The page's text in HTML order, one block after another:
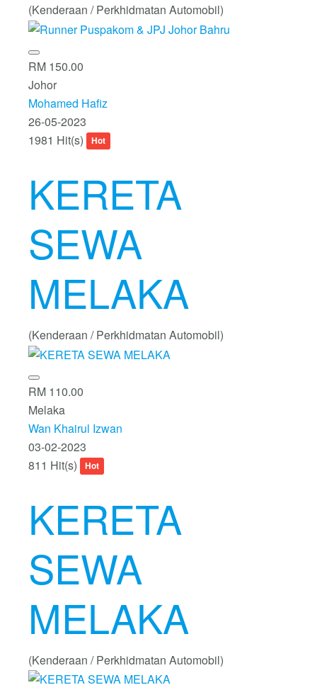
(Kenderaan / Perkhidmatan Automobil)
RM 150.00
Johor
Mohamed Hafiz
26-05-2023
1981 Hit(s)
Hot
KERETA
SEWA
MELAKA
(Kenderaan / Perkhidmatan Automobil)
RM 110.00
Melaka
Wan Khairul Izwan
03-02-2023
811 Hit(s)
Hot
KERETA
SEWA
MELAKA
(Kenderaan / Perkhidmatan Automobil)